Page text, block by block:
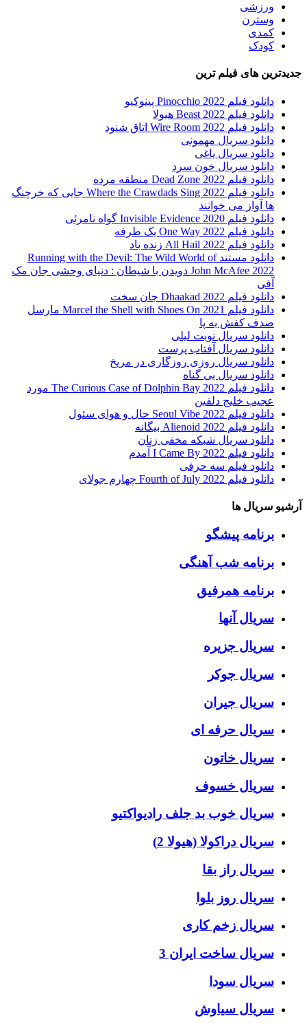
ورزشی
وسترن
کمدی
کودک
جدیدترین های فیلم ترین
دانلود فیلم Pinocchio 2022 پینوکیو
دانلود فیلم Beast 2022 هیولا
دانلود فیلم Wire Room 2022 اتاق شنود
دانلود سریال مهمونی
دانلود سریال یاغی
دانلود سریال خون سرد
دانلود فیلم 2022 Dead Zone منطقه مرده
دانلود فیلم Where the Crawdads Sing 2022 جایی که خرچنگ
ها آواز می خوانند
دانلود فیلم 2020 Invisible Evidence گواه نامرئی
دانلود فیلم One Way 2022 یک طرفه
دانلود فیلم All Hail 2022 زنده باد
دانلود مستند Running with the Devil: The Wild World of
John McAfee 2022 دویدن با شیطان : دنیای وحشی جان مک
آفی
دانلود فیلم Dhaakad 2022 جان سخت
دانلود فیلم Marcel the Shell with Shoes On 2021 مارسل
صدف کفش به پا
دانلود سریال نوبت لیلی
دانلود سریال آفتاب پرست
دانلود سریال روزی روزگاری در مریخ
دانلود سریال بی گناه
دانلود فیلم The Curious Case of Dolphin Bay 2022 مورد
عجیب خلیج دلفین
دانلود فیلم Seoul Vibe 2022 حال و هوای سئول
دانلود فیلم Alienoid 2022 بیگانه
دانلود سریال شبکه مخفی زنان
دانلود فیلم I Came By 2022 آمدم
دانلود فیلم سه حرفی
دانلود فیلم Fourth of July 2022 چهارم جولای
آرشیو سریال ها
برنامه پیشگو
برنامه شب آهنگی
برنامه همرفیق
سریال آنها
سریال جزیره
سریال جوکر
سریال جیران
سریال حرفه ای
سریال خاتون
سریال خسوف
سریال خوب بد جلف رادیواکتیو
سریال دراکولا (هیولا 2)
سریال راز بقا
سریال روز بلوا
سریال زخم کاری
سریال ساخت ایران 3
سریال سودا
سریال سیاوش